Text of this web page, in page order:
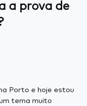
a prova de
Porto e hoje estou
tema muito